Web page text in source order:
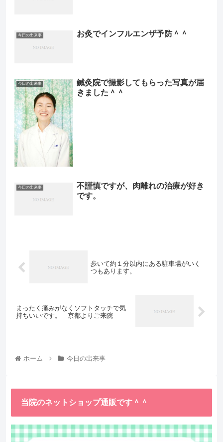
今日の出来事 お灸でインフルエンザ予防＾＾
今日の出来事
鍼灸院で撮影してもらった写真が届
きました＾＾
今日の出来事
不謹慎ですが、肉離れの治療が好き
です。
歩いて約１分以内にある駐車場がいく
つもあります。
まったく痛みがなくソフトタッチで気
持ちいいです。 京都よりご来院
ホーム 今日の出来事
当院のネットショップ通販です＾＾